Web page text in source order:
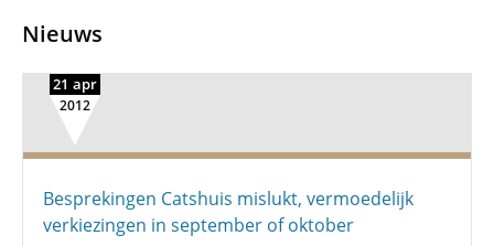
Nieuws
21 apr
2012
Besprekingen Catshuis mislukt, vermoedelijk
verkiezingen in september of oktober